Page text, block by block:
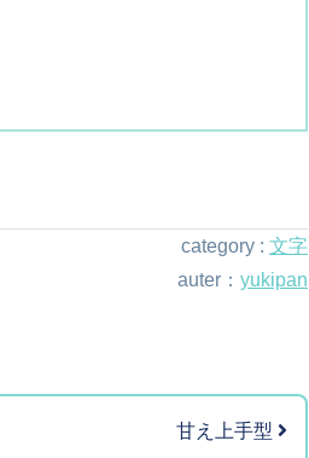
category : 文字
auter： yukipan
甘え上手型